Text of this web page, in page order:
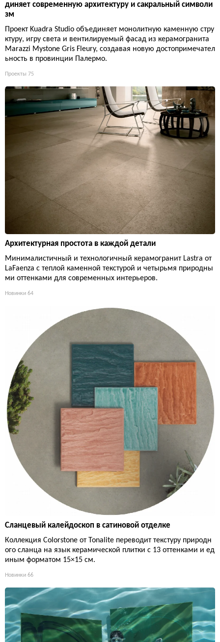
диняет современную архитектуру и сакральный символи
зм
Проект Kuadra Studio объединяет монолитную каменную стру
ктуру, игру света и вентилируемый фасад из керамогранита
Marazzi Mystone Gris Fleury, создавая новую достопримечател
ьность в провинции Палермо.
Проекты 75
Архитектурная простота в каждой детали
Минималистичный и технологичный керамогранит Lastra от
LaFaenza с теплой каменной текстурой и четырьмя природны
ми оттенками для современных интерьеров.
Новинки 64
Сланцевый калейдоскоп в сатиновой отделке
Коллекция Colorstone от Tonalite переводит текстуру природн
ого сланца на язык керамической плитки с 13 оттенками и ед
иным форматом 15×15 см.
Новинки 66